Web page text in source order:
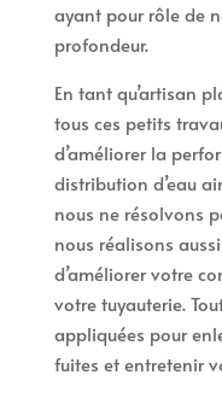
ayant pour rôle de
profondeur.
En tant qu’artisan
tous ces petits
d’améliorer la
distribution d’eau
nous ne résolvons
nous réalisons
d’améliorer votre
votre tuyauterie.
appliquées pour
fuites et entretenir